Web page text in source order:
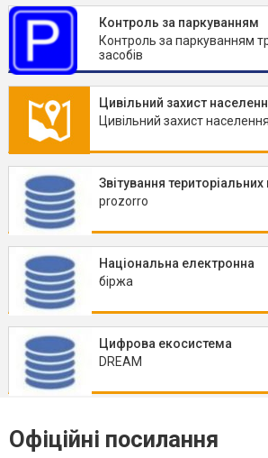
Контроль за паркуванням
Контроль за паркуванням
засобів
Цивільний захист
Цивільний захист населення
Звітування
prozorro
Національна електронна
біржа
Цифрова екосистема
DREAM
Офіційні посилання